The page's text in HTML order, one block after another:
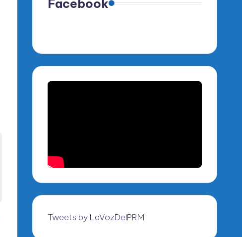
Facebook
Tweets by LaVozDelPRM